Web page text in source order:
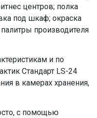
центров; полка
под шкаф; окраска
производителя
и по
Стандарт LS-24
в камерах хранения,
с помощью